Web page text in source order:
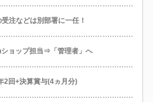
注などは別部署に一任！
ショップ担当⇒「管理者」へ
2回+決算賞与(4ヵ月分)